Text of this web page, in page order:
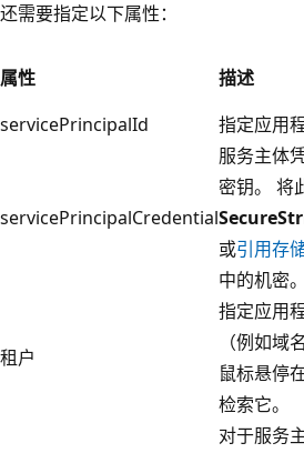
还需要指定以下属性：
属性 描述
servicePrincipalId
指定应用
servicePrincipalCredential
服务主体
密钥。 将
或引用存
中的机密。
租户
指定应用
（例如域
鼠标悬停
检索它。
对于服务